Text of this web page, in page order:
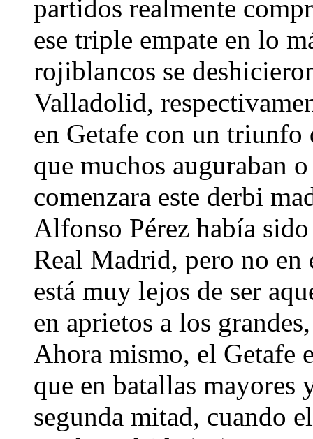
partidos realmente
ese triple empate en lo
rojiblancos se
Valladolid,
en Getafe con un triunfo
que muchos auguraban
comenzara este derbi
Alfonso Pérez había
Real Madrid, pero no en
está muy lejos de ser
en aprietos a los
Ahora mismo, el Getafe
que en batallas mayores
segunda mitad, cuando